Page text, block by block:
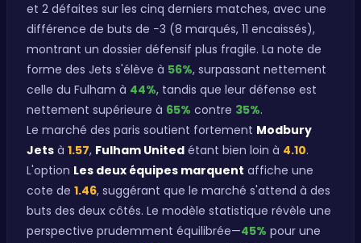
et 2 défaites sur les cinq derniers matches, avec une
différence de buts de −3 (8 marqués, 11 encaissés),
montrant un dossier défensif plus fragile. La note de
forme des Jets s'élève à 56%, surpassant nettement
celle du Fulham à 44%, tandis que leur défense est
nettement supérieure à 65% contre 35%.
Le marché des paris soutient fortement Modbury
Jets à 1.57, Fulham United étant bien loin à 4.10.
L'option Les deux équipes marquent affiche une
cote de 1.46, suggérant que le marché s'attend à des
buts des deux côtés. Le modèle statistique révèle une
perspective prudemment équilibrée—45% pour une